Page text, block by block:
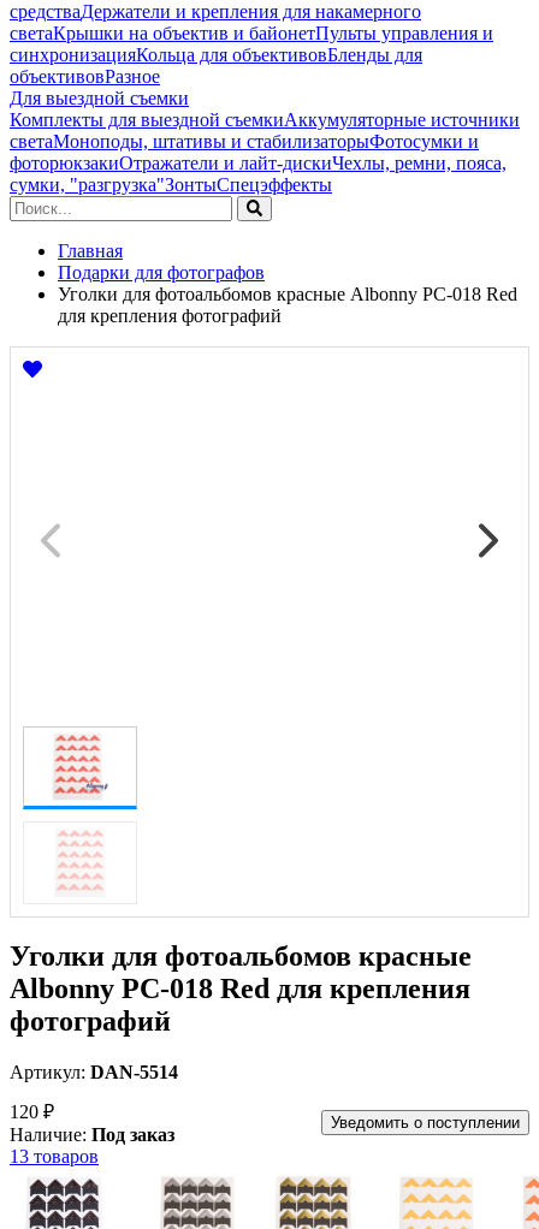
средстваДержатели и крепления для накамерного
светаКрышки на объектив и байонетПульты управления и
синхронизацияКольца для объективовБленды для
объективовРазное
Для выездной съемки
Комплекты для выездной съемкиАккумуляторные источники
светаМоноподы, штативы и стабилизаторыФотосумки и
фоторюкзакиОтражатели и лайт-дискиЧехлы, ремни, пояса,
сумки, "разгрузка"ЗонтыСпецэффекты
Главная
Подарки для фотографов
Уголки для фотоальбомов красные Albonny PC-018 Red
для крепления фотографий
Уголки для фотоальбомов красные
Albonny PC-018 Red для крепления
фотографий
Артикул: DAN-5514
120 ₽
Наличие: Под заказ
Уведомить о поступлении
13 товаров